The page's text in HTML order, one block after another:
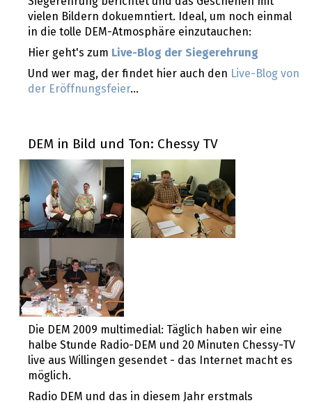
vielen Bildern dokuemntiert. Ideal, um noch einmal
in die tolle DEM-Atmosphäre einzutauchen:
Hier geht's zum Live-Blog der Siegerehrung
Und wer mag, der findet hier auch den Live-Blog von
der Eröffnungsfeier...
DEM in Bild und Ton: Chessy TV
Die DEM 2009 multimedial: Täglich haben wir eine
halbe Stunde Radio-DEM und 20 Minuten Chessy-TV
live aus Willingen gesendet - das Internet macht es
möglich.
Radio DEM und das in diesem Jahr erstmals